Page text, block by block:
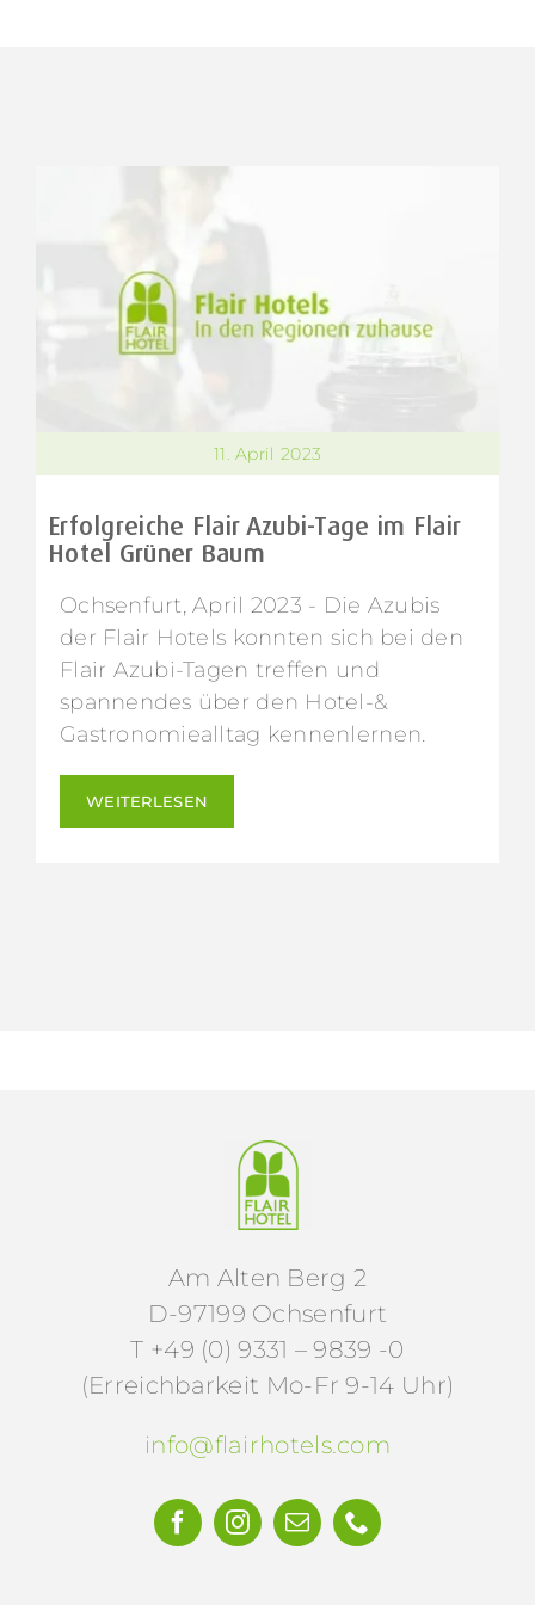
11. April 2023
Erfolgreiche Flair Azubi-Tage im Flair
Hotel Grüner Baum
Ochsenfurt, April 2023 - Die Azubis
der Flair Hotels konnten sich bei den
Flair Azubi-Tagen treffen und
spannendes über den Hotel-&
Gastronomiealltag kennenlernen.
WEITERLESEN
Am Alten Berg 2
D-97199 Ochsenfurt
T +49 (0) 9331 – 9839 -0
(Erreichbarkeit Mo-Fr 9-14 Uhr)
info@flairhotels.com